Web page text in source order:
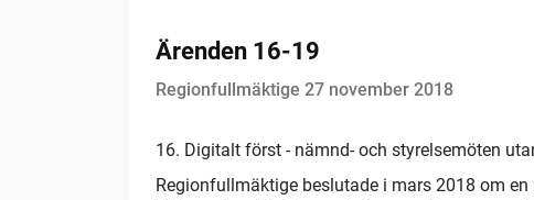
Ärenden 16-19
Regionfullmäktige 27 november 2018
16. Digitalt först - nämnd- och styrelsemöten
Regionfullmäktige beslutade i mars 2018 om